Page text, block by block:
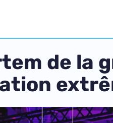
de la